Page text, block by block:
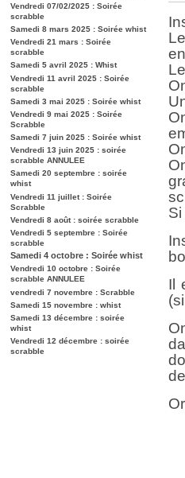
Vendredi 07/02/2025 : Soirée
scrabble
Samedi 8 mars 2025 : Soirée whist
Vendredi 21 mars : Soirée
scrabble
Samedi 5 avril 2025 : Whist
Vendredi 11 avril 2025 : Soirée
scrabble
Samedi 3 mai 2025 : Soirée whist
Vendredi 9 mai 2025 : Soirée
Scrabble
Samedi 7 juin 2025 : Soirée whist
Vendredi 13 juin 2025 : soirée
scrabble ANNULEE
Samedi 20 septembre : soirée
whist
Vendredi 11 juillet : Soirée
Scrabble
Vendredi 8 août : soirée scrabble
Vendredi 5 septembre : Soirée
scrabble
Samedi 4 octobre : Soirée whist
Vendredi 10 octobre : Soirée
scrabble ANNULEE
vendredi 7 novembre : Scrabble
Samedi 15 novembre : whist
Samedi 13 décembre : soirée
whist
Vendredi 12 décembre : soirée
scrabble
Il